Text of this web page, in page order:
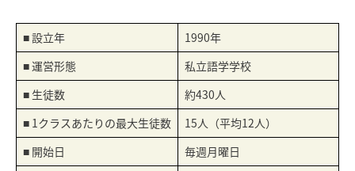
■ 設立年
1990年
■ 運営形態
私立語学学校
■ 生徒数
約430人
■ 1クラスあたりの最大生徒数
15人（平均12人）
■ 開始日
毎週月曜日